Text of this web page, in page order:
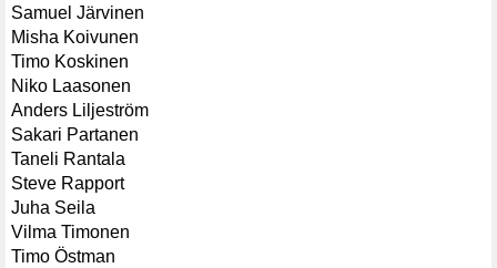
Samuel Järvinen
Misha Koivunen
Timo Koskinen
Niko Laasonen
Anders Liljeström
Sakari Partanen
Taneli Rantala
Steve Rapport
Juha Seila
Vilma Timonen
Timo Östman